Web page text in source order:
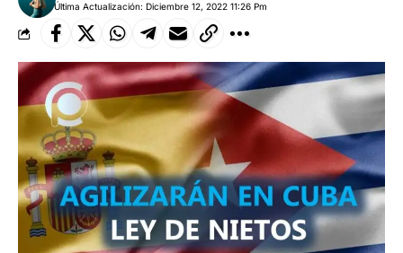
Última Actualización: Diciembre 12, 2022 11:26 Pm